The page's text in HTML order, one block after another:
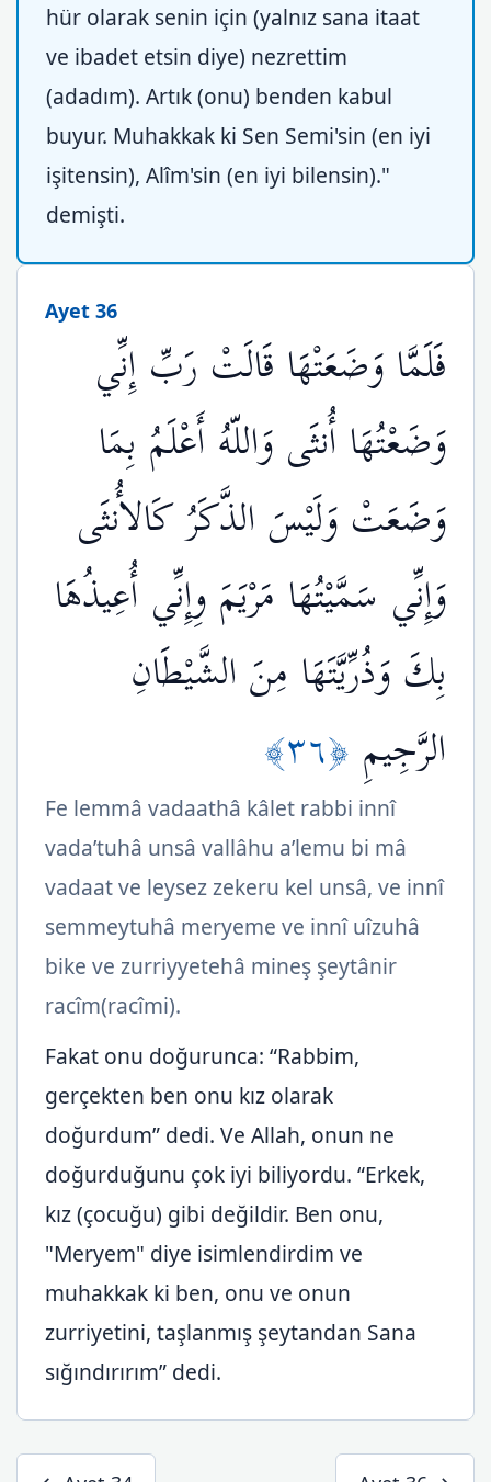
hür olarak senin için (yalnız sana itaat
ve ibadet etsin diye) nezrettim
(adadım). Artık (onu) benden kabul
buyur. Muhakkak ki Sen Semi'sin (en iyi
işitensin), Alîm'sin (en iyi bilensin)."
demişti.
Ayet 36
فَلَمَّا وَضَعَتْهَا قَالَتْ رَبِّ إِنِّي
وَضَعْتُهَا أُنثَى وَاللّهُ أَعْلَمُ بِمَا
وَضَعَتْ وَلَيْسَ الذَّكَرُ كَالأُنثَى
وَإِنِّي سَمَّيْتُهَا مَرْيَمَ وِإِنِّي أُعِيذُهَا
بِكَ وَذُرِّيَّتَهَا مِنَ الشَّيْطَانِ
الرَّجِيمِ ﴿٣٦﴾
Fe lemmâ vadaathâ kâlet rabbi innî
vada’tuhâ unsâ vallâhu a’lemu bi mâ
vadaat ve leysez zekeru kel unsâ, ve innî
semmeytuhâ meryeme ve innî uîzuhâ
bike ve zurriyyetehâ mineş şeytânir
racîm(racîmi).
Fakat onu doğurunca: “Rabbim,
gerçekten ben onu kız olarak
doğurdum” dedi. Ve Allah, onun ne
doğurduğunu çok iyi biliyordu. “Erkek,
kız (çocuğu) gibi değildir. Ben onu,
"Meryem" diye isimlendirdim ve
muhakkak ki ben, onu ve onun
zurriyetini, taşlanmış şeytandan Sana
sığındırırım” dedi.